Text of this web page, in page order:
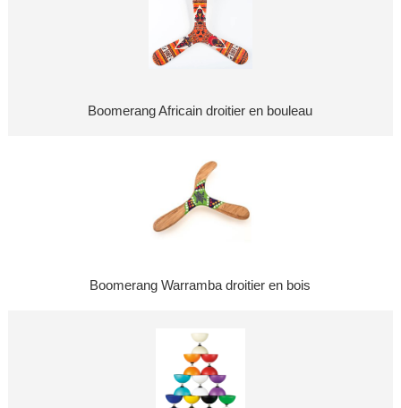
Boomerang Africain droitier en bouleau
Boomerang Warramba droitier en bois